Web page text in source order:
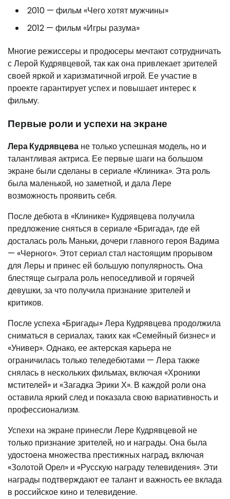
2010 — фильм «Чего хотят мужчины»
2012 — фильм «Игры разума»
Многие режиссеры и продюсеры мечтают сотрудничать
с Лерой Кудрявцевой, так как она привлекает зрителей
своей яркой и харизматичной игрой. Ее участие в
проекте гарантирует успех и повышает интерес к
фильму.
Первые роли и успехи на экране
Лера Кудрявцева не только успешная модель, но и
талантливая актриса. Ее первые шаги на большом
экране были сделаны в сериале «Клиника». Эта роль
была маленькой, но заметной, и дала Лере
возможность проявить себя.
После дебюта в «Клинике» Кудрявцева получила
предложение сняться в сериале «Бригада», где ей
досталась роль Маньки, дочери главного героя Вадима
— «Черного». Этот сериал стал настоящим прорывом
для Леры и принес ей большую популярность. Она
блестяще сыграла роль непоседливой и горячей
девушки, за что получила признание зрителей и
критиков.
После успеха «Бригады» Лера Кудрявцева продолжила
сниматься в сериалах, таких как «Семейный бизнес» и
«Универ». Однако, ее актерская карьера не
ограничилась только теледебютами — Лера также
снялась в нескольких фильмах, включая «Хроники
мстителей» и «Загадка Эрики Х». В каждой роли она
оставила яркий след и показала свою вариативность и
профессионализм.
Успехи на экране принесли Лере Кудрявцевой не
только признание зрителей, но и награды. Она была
удостоена множества престижных наград, включая
«Золотой Орел» и «Русскую награду телевидения». Эти
награды подтверждают ее талант и важность ее вклада
в российское кино и телевидение.